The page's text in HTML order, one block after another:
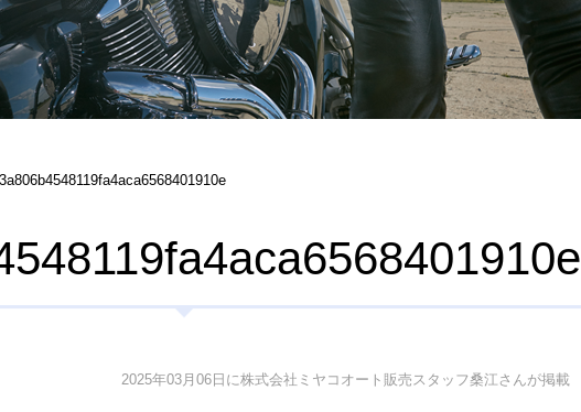
2025年03月06日に株式会社ミヤコオート販売スタッフ桑江さんが掲載